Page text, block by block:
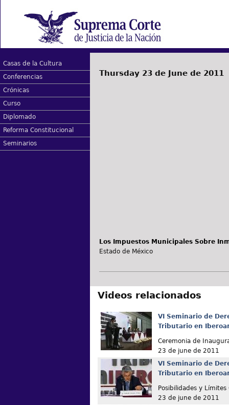
Casas de la Cultura
Conferencias
Crónicas
Curso
Diplomado
Reforma Constitucional
Seminarios
Thursday 23 de June de 2011
Los Impuestos Municipales Sobre
Estado de México
Videos relacionados
VI Seminario de
Tributario en
Ceremonia de
23 de june de 2011
VI Seminario de
Tributario en
Posibilidades y
23 de june de 2011